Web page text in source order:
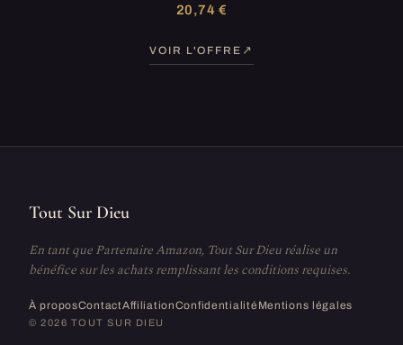
20,74 €
VOIR L'OFFRE
Tout Sur Dieu
En tant que Partenaire Amazon, Tout Sur Dieu réalise un
bénéfice sur les achats remplissant les conditions requises.
À proposContactAffiliationConfidentialité Mentions légales
© 2026 TOUT SUR DIEU